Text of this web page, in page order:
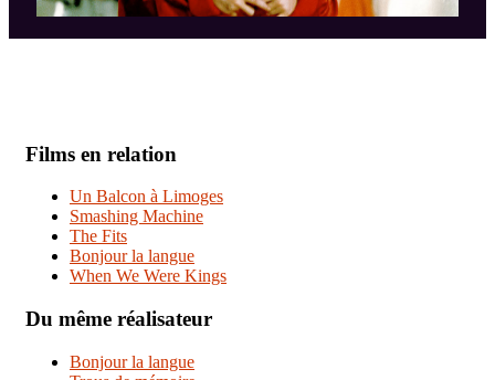
Films en relation
Un Balcon à Limoges
Smashing Machine
The Fits
Bonjour la langue
When We Were Kings
Du même réalisateur
Bonjour la langue